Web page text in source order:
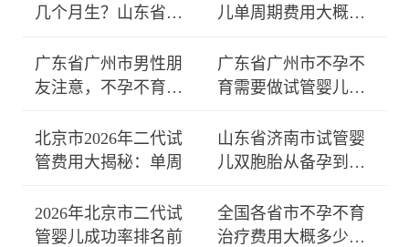
几个月生？山东省济
儿单周期费用大概多
广东省广州市男性朋
友注意，不孕不育少
广东省广州市不孕不
育需要做试管婴儿
北京市2026年二代试
管费用大揭秘：单周
山东省济南市试管婴
儿双胞胎从备孕到分
2026年北京市二代试
管婴儿成功率排名前
全国各省市不孕不育
治疗费用大概多少？